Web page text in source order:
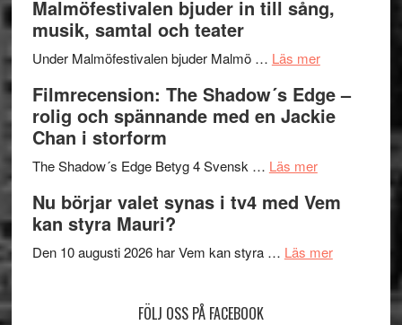
terräng
på
Endre,
Roland
Pöntinen
Artipelag
Malmöfestivalen bjuder in till sång,
musik, samtal och teater
Under Malmöfestivalen bjuder Malmö … Läs merom
bjuder
in
samtal
teater
Filmrecension: The Shadow´s Edge –
rolig och spännande med en Jackie
Chan i storform
The Shadow´s Edge Betyg 4 Svensk … Läs merom
Filmrecension:
The
´s
Nu börjar valet synas i tv4 med Vem
kan styra Mauri?
Den 10 augusti 2026 har Vem kan styra … Läs merom
FÖLJ OSS PÅ FACEBOOK